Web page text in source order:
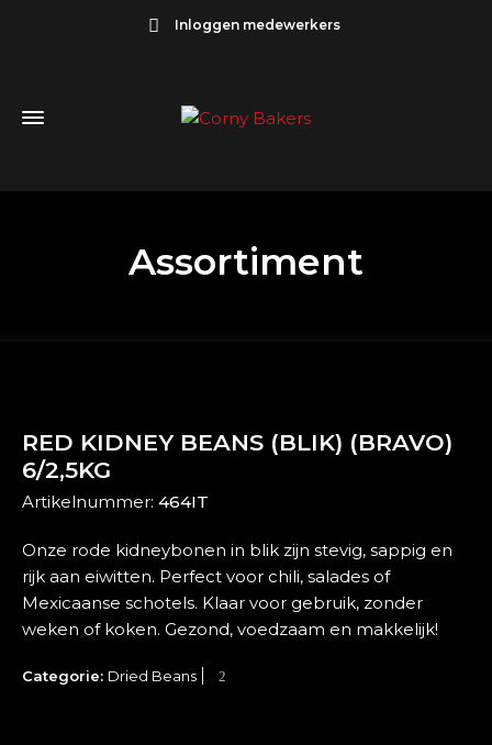
Inloggen medewerkers
Assortiment
RED KIDNEY BEANS (BLIK) (BRAVO)
6/2,5KG
Artikelnummer: 464IT
Onze rode kidneybonen in blik zijn stevig, sappig en
rijk aan eiwitten. Perfect voor chili, salades of
Mexicaanse schotels. Klaar voor gebruik, zonder
weken of koken. Gezond, voedzaam en makkelijk!
Categorie: Dried Beans